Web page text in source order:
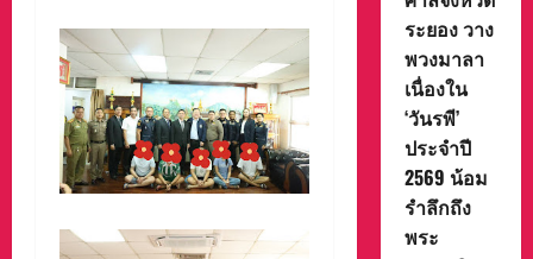
ระยอง วาง
พวงมาลา
เนื่องใน
‘วันรพี’
ประจำปี
2569 น้อม
รำลึกถึง
พระ